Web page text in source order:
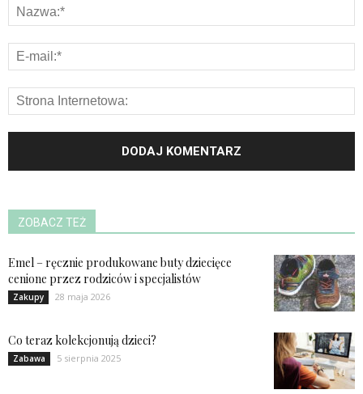
ZOBACZ TEŻ
Emel – ręcznie produkowane buty dziecięce
cenione przez rodziców i specjalistów
Zakupy 28 maja 2026
Co teraz kolekcjonują dzieci?
Zabawa 5 sierpnia 2025